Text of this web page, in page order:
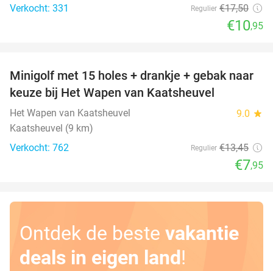
Verkocht: 331
Regulier €17,50
€10,95
41%
Minigolf met 15 holes + drankje + gebak naar
keuze bij Het Wapen van Kaatsheuvel
Het Wapen van Kaatsheuvel 9.0 star
Kaatsheuvel (9 km)
Verkocht: 762
Regulier €13,45
€7,95
Ontdek de beste vakantie
deals in eigen land!